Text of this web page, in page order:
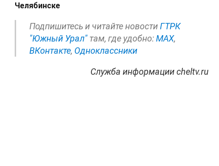
Челябинске
Подпишитесь и читайте новостиГТРК
"Южный Урал" там, где удобно:МАХ,
ВКонтакте, Одноклассники
Служба информации cheltv.ru